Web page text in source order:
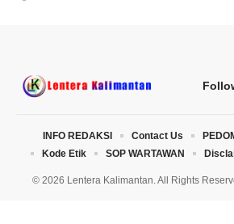
© 2026 Lentera Kalimantan. All Rights
INFO REDAKSI Contact Us
Kode Etik
SOP WARTAWAN